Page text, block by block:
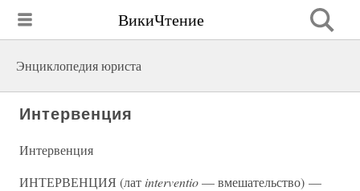
ВикиЧтение
Энциклопедия юриста
Интервенция
Интервенция
ИНТЕРВЕНЦИЯ (лат interventio— вмешательство) —